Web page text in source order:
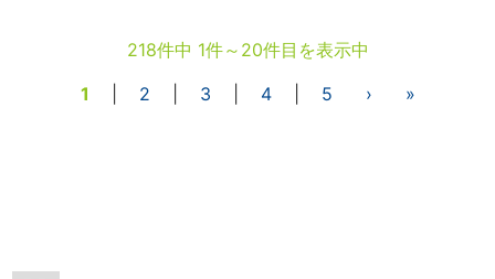
218件中 1件～20件目を表示中
1
2 3 4| 5 › »